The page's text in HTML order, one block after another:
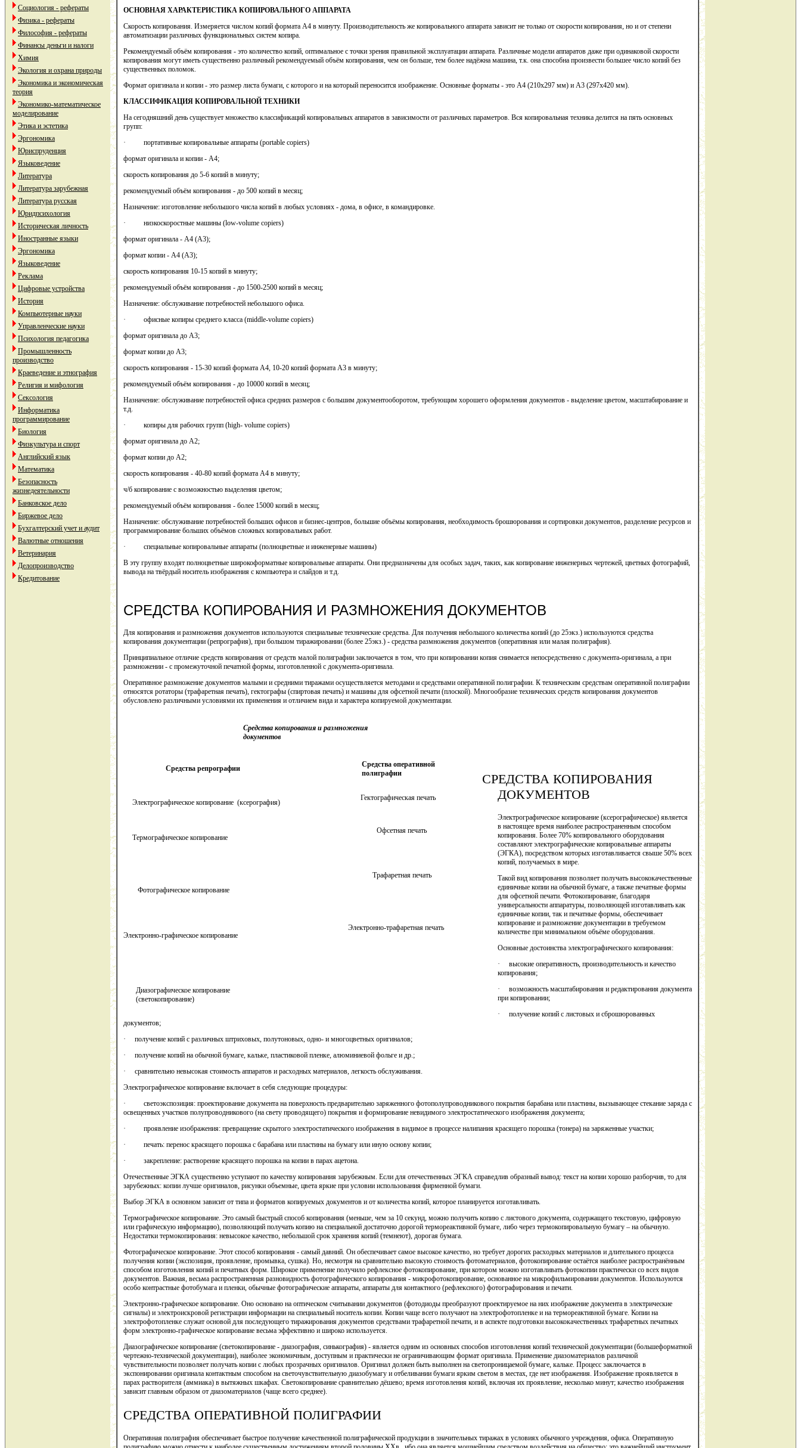
Социология - рефераты
Физика - рефераты
Философия - рефераты
Финансы деньги и налоги
Химия
Экология и охрана природы
Экономика и экономическая
теория
Экономико-математическое
моделирование
Этика и эстетика
Эргономика
Юриспруденция
Языковедение
Литература
Литература зарубежная
Литература русская
Юридпсихология
Историческая личность
Иностранные языки
Эргономика
Языковедение
Реклама
Цифровые устройства
История
Компьютерные науки
Управленческие науки
Психология педагогика
Промышленность
производство
Краеведение и этнография
Религия и мифология
Сексология
Информатика
программирование
Биология
Физкультура и спорт
Английский язык
Математика
Безопасность
жизнедеятельности
Банковское дело
Биржевое дело
Бухгалтерский учет и аудит
Валютные отношения
Ветеринария
Делопроизводство
Кредитование
ОСНОВНАЯ ХАРАКТЕРИСТИКА КОПИРОВАЛЬНОГО АППАРАТА
Скорость копирования. Измеряется числом копий формата А4 в минуту. Производительность же копировального аппарата зависит не только от скорости копирования, но и от степени
автоматизации различных функциональных систем копира.
Рекомендуемый объём копирования - это количество копий, оптимальное с точки зрения правильной эксплуатации аппарата. Различные модели аппаратов даже при одинаковой скорости
копирования могут иметь существенно различный рекомендуемый объём копирования, чем он больше, тем более надёжна машина, т.к. она способна произвести большее число копий без
существенных поломок.
Формат оригинала и копии - это размер листа бумаги, с которого и на который переносится изображение. Основные форматы - это А4 (210х297 мм) и А3 (297х420 мм).
КЛАССИФИКАЦИЯ КОПИРОВАЛЬНОЙ ТЕХНИКИ
На сегодняшний день существует множество классификаций копировальных аппаратов в зависимости от различных параметров. Вся копировальная техника делится на пять основных
групп:
· портативные копировальные аппараты (portable copiers)
формат оригинала и копии - А4;
скорость копирования до 5-6 копий в минуту;
рекомендуемый объём копирования - до 500 копий в месяц;
Назначение: изготовление небольшого числа копий в любых условиях - дома, в офисе, в командировке.
· низкоскоростные машины (low-volume copiers)
формат оригинала - А4 (А3);
формат копии - А4 (А3);
скорость копирования 10-15 копий в минуту;
рекомендуемый объём копирования - до 1500-2500 копий в месяц;
Назначение: обслуживание потребностей небольшого офиса.
· офисные копиры среднего класса (middle-volume copiers)
формат оригинала до А3;
формат копии до А3;
скорость копирования - 15-30 копий формата А4, 10-20 копий формата А3 в минуту;
рекомендуемый объём копирования - до 10000 копий в месяц;
Назначение: обслуживание потребностей офиса средних размеров с большим документооборотом, требующим хорошего оформления документов - выделение цветом, масштабирование и
т.д.
· копиры для рабочих групп (high- volume copiers)
формат оригинала до А2;
формат копии до А2;
скорость копирования - 40-80 копий формата А4 в минуту;
ч/б копирование с возможностью выделения цветом;
рекомендуемый объём копирования - более 15000 копий в месяц;
Назначение: обслуживание потребностей больших офисов и бизнес-центров, большие объёмы копирования, необходимость брошюрования и сортировки документов, разделение ресурсов и
программирование больших объёмов сложных копировальных работ.
· специальные копировальные аппараты (полноцветные и инженерные машины)
В эту группу входят полноцветные широкоформатные копировальные аппараты. Они предназначены для особых задач, таких, как копирование инженерных чертежей, цветных фотографий,
вывода на твёрдый носитель изображения с компьютера и слайдов и т.д.
СРЕДСТВА КОПИРОВАНИЯ И РАЗМНОЖЕНИЯ ДОКУМЕНТОВ
Для копирования и размножения документов используются специальные технические средства. Для получения небольшого количества копий (до 25экз.) используются средства
копирования документации (репрография), при большом тиражировании (более 25экз.) - средства размножения документов (оперативная или малая полиграфия).
Принципиальное отличие средств копирования от средств малой полиграфии заключается в том, что при копировании копия снимается непосредственно с документа-оригинала, а при
размножении - с промежуточной печатной формы, изготовленной с документа-оригинала.
Оперативное размножение документов малыми и средними тиражами осуществляется методами и средствами оперативной полиграфии. К техническим средствам оперативной полиграфии
относятся ротаторы (трафаретная печать), гектографы (спиртовая печать) и машины для офсетной печати (плоской). Многообразие технических средств копирования документов
обусловлено различными условиями их применения и отличием вида и характера копируемой документации.
Средства копирования и размножения
документов
Средства репрографии
Средства оперативной
полиграфии
Электрографическое копирование (ксерография)
Гектографическая печать
Офсетная печать
Термографическое копирование
Трафаретная печать
Фотографическое копирование
Электронно-трафаретная печать
Электронно-графическое копирование
Диазографическое копирование
(светокопирование)
СРЕДСТВА КОПИРОВАНИЯ
ДОКУМЕНТОВ
Электрографическое копирование (ксерографическое) является
в настоящее время наиболее распространенным способом
копирования. Более 70% копировального оборудования
составляют электрографические копировальные аппараты
(ЭГКА), посредством которых изготавливается свыше 50% всех
копий, получаемых в мире.
Такой вид копирования позволяет получать высококачественные
единичные копии на обычной бумаге, а также печатные формы
для офсетной печати. Фотокопирование, благодаря
универсальности аппаратуры, позволяющей изготавливать как
единичные копии, так и печатные формы, обеспечивает
копирование и размножение документации в требуемом
количестве при минимальном объёме оборудования.
Основные достоинства электрографического копирования:
· высокие оперативность, производительность и качество
копирования;
· возможность масштабирования и редактирования документа
при копировании;
· получение копий с листовых и сброшюрованных
документов;
· получение копий с различных штриховых, полутоновых, одно- и многоцветных оригиналов;
· получение копий на обычной бумаге, кальке, пластиковой пленке, алюминиевой фольге и др.;
· сравнительно невысокая стоимость аппаратов и расходных материалов, легкость обслуживания.
Электрографическое копирование включает в себя следующие процедуры:
· светоэкспозиция: проектирование документа на поверхность предварительно заряженного фотополупроводникового покрытия барабана или пластины, вызывающее стекание заряда с
освещенных участков полупроводникового (на свету проводящего) покрытия и формирование невидимого электростатического изображения документа;
· проявление изображения: превращение скрытого электростатического изображения в видимое в процессе налипания красящего порошка (тонера) на заряженные участки;
· печать: перенос красящего порошка с барабана или пластины на бумагу или иную основу копии;
· закрепление: растворение красящего порошка на копии в парах ацетона.
Отечественные ЭГКА существенно уступают по качеству копирования зарубежным. Если для отечественных ЭГКА справедлив образный вывод: текст на копии хорошо разборчив, то для
зарубежных: копии лучше оригиналов, рисунки объемные, цвета яркие при условии использования фирменной бумаги.
Выбор ЭГКА в основном зависит от типа и форматов копируемых документов и от количества копий, которое планируется изготавливать.
Термографическое копирование. Это самый быстрый способ копирования (меньше, чем за 10 секунд, можно получить копию с листового документа, содержащего текстовую, цифровую
или графическую информацию), позволяющий получать копию на специальной достаточно дорогой термореактивной бумаге, либо через термокопировальную бумагу – на обычную.
Недостатки термокопирования: невысокое качество, небольшой срок хранения копий (темнеют), дорогая бумага.
Фотографическое копирование. Этот способ копирования - самый давний. Он обеспечивает самое высокое качество, но требует дорогих расходных материалов и длительного процесса
получения копии (экспозиция, проявление, промывка, сушка). Но, несмотря на сравнительно высокую стоимость фотоматериалов, фотокопирование остаётся наиболее распространённым
способом изготовления копий и печатных форм. Широкое применение получило рефлексное фотокопирование, при котором можно изготавливать фотокопии практически со всех видов
документов. Важная, весьма распространенная разновидность фотографического копирования - микрофотокопирование, основанное на микрофильмировании документов. Используются
особо контрастные фотобумага и пленки, обычные фотографические аппараты, аппараты для контактного (рефлексного) фотографирования и печати.
Электронно-графическое копирование. Оно основано на оптическом считывании документов (фотодиоды преобразуют проектируемое на них изображение документа в электрические
сигналы) и электроискровой регистрации информации на специальный носитель копии. Копии чаще всего получают на электрофотопленке и на термореактивной бумаге. Копии на
электрофотопленке служат основой для последующего тиражирования документов средствами трафаретной печати, и в аспекте подготовки высококачественных трафаретных печатных
форм электронно-графическое копирование весьма эффективно и широко используется.
Диазографическое копирование (светокопирование - диазография, синькография) - является одним из основных способов изготовления копий технической документации (большеформатной
чертежно-технической документации), наиболее экономичным, доступным и практически не ограничивающим формат оригинала. Применение диазоматериалов различной
чувствительности позволяет получать копии с любых прозрачных оригиналов. Оригинал должен быть выполнен на светопроницаемой бумаге, кальке. Процесс заключается в
экспонировании оригинала контактным способом на светочувствительную диазобумагу и отбеливании бумаги ярким светом в местах, где нет изображения. Изображение проявляется в
парах растворителя (аммиака) в вытяжных шкафах. Светокопирование сравнительно дёшево; время изготовления копий, включая их проявление, несколько минут; качество изображения
зависит главным образом от диазоматериалов (чаще всего среднее).
СРЕДСТВА ОПЕРАТИВНОЙ ПОЛИГРАФИИ
Оперативная полиграфия обеспечивает быстрое получение качественной полиграфической продукции в значительных тиражах в условиях обычного учреждения, офиса. Оперативную